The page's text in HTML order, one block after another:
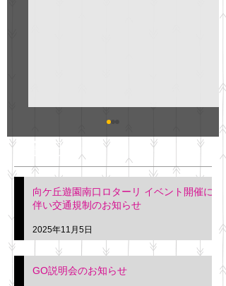
明日(11月6日)午後3時～5
階会議室にてGOの説明会
を行います。 神奈川個人
タクシー協同組合 専務 佐
久間
最新記事
向ケ丘遊園南口ロターリ イベント開催に
伴い交通規制のお知らせ
2025年11月5日
GO説明会のお知らせ